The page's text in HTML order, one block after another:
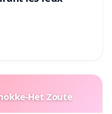
Het Zoute